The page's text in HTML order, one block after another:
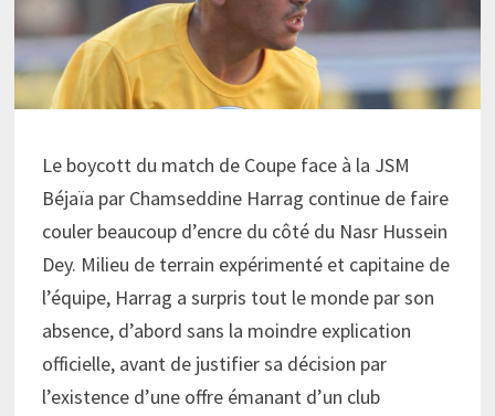
Le boycott du match de Coupe face à la JSM
Béjaïa par Chamseddine Harrag continue de faire
couler beaucoup d’encre du côté du Nasr Hussein
Dey. Milieu de terrain expérimenté et capitaine de
l’équipe, Harrag a surpris tout le monde par son
absence, d’abord sans la moindre explication
officielle, avant de justifier sa décision par
l’existence d’une offre émanant d’un club